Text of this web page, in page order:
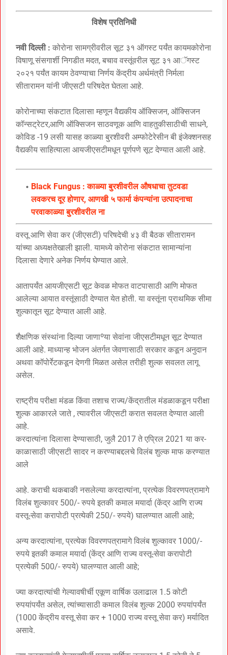
विशेष प्रतिनिधी
नवी दिल्ली : कोरोना सामग्रीवरील सूट ३१ ऑगस्ट पर्यंत कायमकोरोना
विषाणू संसगार्शी निगडीत मदत, बचाव वस्तूंवरील सूट ३१ आॅगस्ट
२०२१ पर्यंत कायम ठेवण्याचा निर्णय केंद्रीय अर्थमंत्री निर्मला
सीतारामन यांनी जीएसटी परिषदेत घेतला आहे.
कोरोनाच्या संकटात दिलासा म्हणून वैद्यकीय ऑक्सिजन, ऑक्सिजन
कॉन्सट्रेटर,आणि ऑक्सिजन साठवणूक आणि वाहतुकीसाठीची साधने,
कोविड -19 लसी यासह काळ्या बुरशीवरी अम्फोटेरेसीन बी इंजेक्शनसह
वैद्यकीय साहित्याला आयजीएसटीमधून पूर्णपणे सूट देण्यात आली आहे.
Black Fungus : काळ्या बुरशीवरील औषधाचा तुटवडा
लवकरच दूर होणार, आणखी ५ फार्मा कंपन्यांना उत्पादनाचा
परवाकाळ्या बुरशीवरील ना
वस्तू आणि सेवा कर (जीएसटी) परिषदेची ४३ वी बैठक सीतारामन
यांच्या अध्यक्षतेखाली झाली. यामध्ये कोरोना संकटात सामान्यांना
दिलासा देणारे अनेक निर्णय घेण्यात आले.
आतापर्यंत आयजीएसटी सूट केवळ मोफत वाटपासाठी आणि मोफत
आलेल्या आयात वस्तूंसाठी देण्यात येत होती. या वस्तूंना प्राथमिक सीमा
शुल्कातून सूट देण्यात आली आहे.
शैक्षणिक संस्थांना दिल्या जाणाºया सेवांना जीएसटीमधून सूट देण्यात
आली आहे. माध्यान्ह भोजन अंतर्गत जेवणासाठी सरकार कडून अनुदान
अथवा कॉपोर्रेटकडून देणगी मिळत असेल तरीही शुल्क सवलत लागू
असेल.
राष्ट्रीय परीक्षा मंडळ किंवा तशाच राज्य/केंद्रातील मंडळाकडून परीक्षा
शुल्क आकारले जाते , त्यावरील जीएसटी करात सवलत देण्यात आली
आहे.
करदात्यांना दिलासा देण्यासाठी, जुलै 2017 ते एप्रिल 2021 या कर-
काळासाठी जीएसटी सादर न करण्याबद्दलचे विलंब शुल्क माफ करण्यात
आले
आहे. कराची थकबाकी नसलेल्या करदात्यांना, प्रत्येक विवरणपत्रामागे
विलंब शुल्कावर 500/- रुपये इतकी कमाल मयार्दा (केंद्र आणि राज्य
वस्तू-सेवा करापोटी प्रत्येकी 250/- रुपये) घालण्यात आली आहे;
अन्य करदात्यांना, प्रत्येक विवरणपत्रामागे विलंब शुल्कावर 1000/-
रुपये इतकी कमाल मयार्दा (केंद्र आणि राज्य वस्तू-सेवा करापोटी
प्रत्येकी 500/- रुपये) घालण्यात आली आहे;
ज्या करदात्यांची गेल्यावषीर्ची एकूण वार्षिक उलाढाल 1.5 कोटी
रुपयांपर्यंत असेल, त्यांच्यासाठी कमाल विलंब शुल्क 2000 रुपयांपर्यंत
(1000 केंद्रीय वस्तू सेवा कर + 1000 राज्य वस्तू सेवा कर) मर्यादित
असावे.